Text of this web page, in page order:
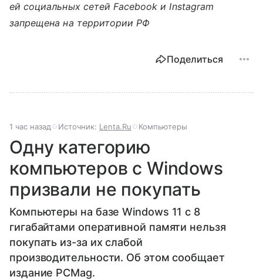
ей социальных сетей Facebook и Instagram
запрещена на территории РФ
Поделиться
1 час назад Источник: Lenta.Ru Компьютеры
Одну категорию
компьютеров с Windows
призвали не покупать
Компьютеры на базе Windows 11 c 8
гигабайтами оперативной памяти нельзя
покупать из-за их слабой
производительности. Об этом сообщает
издание PCMag.